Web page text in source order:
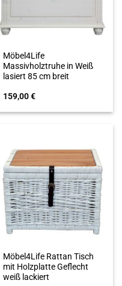
Möbel4Life
Massivholztruhe in Weiß
lasiert 85 cm breit
159,00€
Möbel4Life Rattan Tisch
mit Holzplatte Geflecht
weiß lackiert